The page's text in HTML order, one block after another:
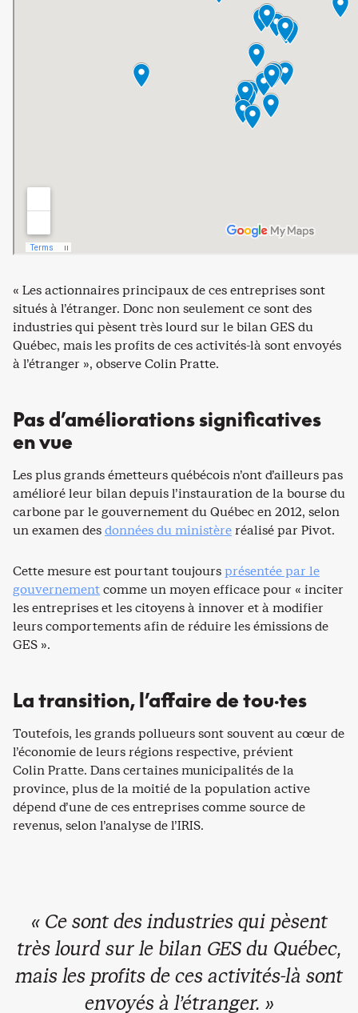
« Les actionnaires principaux de ces entreprises sont
situés à l’étranger. Donc non seulement ce sont des
industries qui pèsent très lourd sur le bilan GES du
Québec, mais les profits de ces activités-là sont envoyés
à l’étranger », observe Colin Pratte.
Pas d’améliorations significatives
en vue
Les plus grands émetteurs québécois n’ont d’ailleurs pas
amélioré leur bilan depuis l’instauration de la bourse du
carbone par le gouvernement du Québec en 2012, selon
un examen desdonnées du ministèreréalisé par Pivot.
Cette mesure est pourtant toujoursprésentée par le
gouvernementcomme un moyen efficace pour « inciter
les entreprises et les citoyens à innover et à modifier
leurs comportements afin de réduire les émissions de
GES ».
La transition, l’affaire de tou·tes
Toutefois, les grands pollueurs sont souvent au cœur de
l’économie de leurs régions respective, prévient
Colin Pratte. Dans certaines municipalités de la
province, plus de la moitié de la population active
dépend d’une de ces entreprises comme source de
revenus, selon l’analyse de l’IRIS.
« Ce sont des industries qui pèsent
très lourd sur le bilan GES du Québec,
mais les profits de ces activités-là sont
envoyés à l’étranger. »